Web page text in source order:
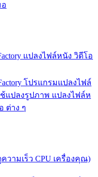
อ
แปลงไฟล์หนัง วิดีโอ
โปรแกรมแปลงไฟล์
แปลงรูปภาพ แปลงไฟล์ห
ต่าง ๆ
วามเร็ว CPU เครื่องคุณ)